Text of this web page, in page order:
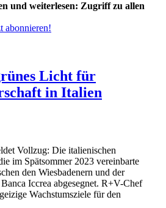
und weiterlesen: Zugriff zu allen
abonnieren!
Licht für
in Italien
Vollzug: Die italienischen
im Spätsommer 2023 vereinbarte
den Wiesbadenern und der
Iccrea abgesegnet. R+V-Chef
Wachstumsziele für den